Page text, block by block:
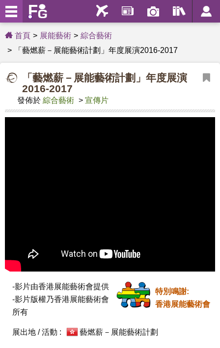
首頁 展能藝術
綜合藝術
「藝燃薪－展能藝術計劃」年度展演2016-2017
「藝燃薪－展能藝術計劃」年度展演
2016-2017
發佈於 綜合藝術 > 宣傳片
特別鳴謝:
香港展能藝術會
-影片由香港展能藝術會提供
-影片版權乃香港展能藝術會
所有
展出地 / 活動 : 藝燃薪－展能藝術計劃